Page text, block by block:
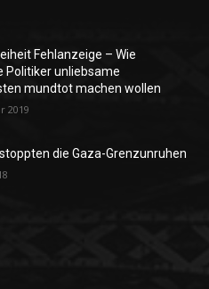
Fehlanzeige – Wie
Politiker unliebsame
mundtot machen wollen
2019
die Gaza-Grenzunruhen